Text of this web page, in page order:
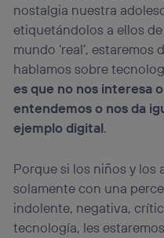
nostalgia nuestra
etiquetándolos a ellos de
mundo ‘real’, estaremos
hablamos sobre
es que no nos interesa
entendemos o nos da
ejemplo digital.
Porque si los niños y los
solamente con una
indolente, negativa,
tecnología, les estaremos